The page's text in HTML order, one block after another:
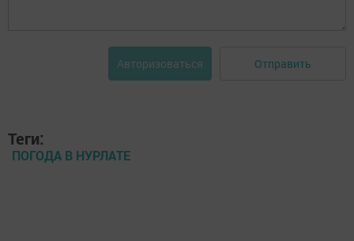
Авторизоваться Отправить
Теги:
ПОГОДА В НУРЛАТЕ